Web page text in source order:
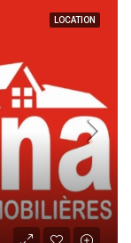
LOCATION